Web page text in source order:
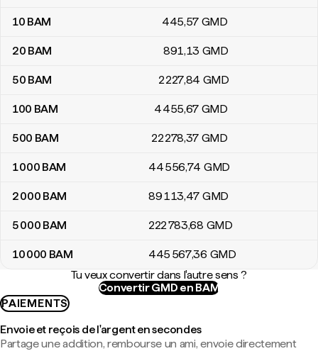
10 BAM 445,57 GMD
20 BAM 891,13 GMD
50 BAM 2 227,84 GMD
100 BAM 4 455,67 GMD
500 BAM 22 278,37 GMD
1 000 BAM 44 556,74 GMD
2 000 BAM 89 113,47 GMD
5 000 BAM 222 783,68 GMD
10 000 BAM 445 567,36 GMD
Tu veux convertir dans l'autre sens ?
Convertir GMD en BAM
PAIEMENTS
Envoie et reçois de l'argent en secondes
Partage une addition, rembourse un ami, envoie directement